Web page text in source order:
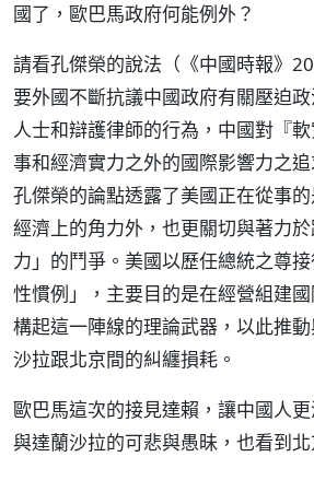
國了，歐巴馬政府何能例外？
請看孔傑榮的說法（《中國時報》
要外國不斷抗議中國政府有關壓迫
人士和辯護律師的行為，中國對『
事和經濟實力之外的國際影響力之追
孔傑榮的論點透露了美國正在從事的
經濟上的角力外，也更關切與著力
力」的鬥爭。美國以歷任總統之尊
性慣例」，主要目的是在經營組建
構起這一陣線的理論武器，以此推
沙拉跟北京間的糾纏損耗。
歐巴馬這次的接見達賴，讓中國人
與達蘭沙拉的可悲與愚昧，也看到